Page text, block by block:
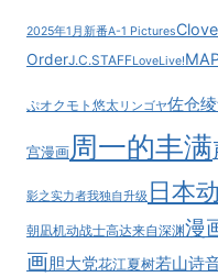
个
鲁
公
PV
2025年1月新番A-1 Pictures
OrderJ.C.STAFFLoveLive!
ぷオクモト悠太リンゴヤ佐仓
宫漫画周一的丰满
影之实力者我独自升级 日本
朝凪机动战士高达来自深渊漫
画胆大党花江夏树若山诗